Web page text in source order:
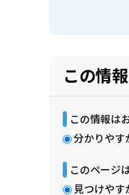
この情
この情報は
分かりやす
このページ
見つけやす